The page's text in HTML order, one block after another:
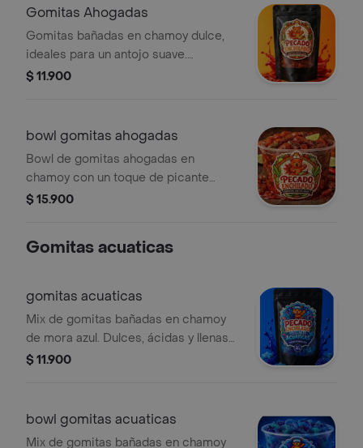
Gomitas Ahogadas
Gomitas bañadas en chamoy dulce,
ideales para un antojo suave.
Presentación de 80 gramos.
$ 11.900
bowl gomitas ahogadas
Bowl de gomitas ahogadas en
chamoy con un toque de picante
suave. Ideal para satisfacer antojos...
$ 15.900
Gomitas acuaticas
gomitas acuaticas
Mix de gomitas bañadas en chamoy
de mora azul. Dulces, ácidas y llenas
de sabor en una presentación de 80
$ 11.900
bowl gomitas acuaticas
Mix de gomitas bañadas en chamoy